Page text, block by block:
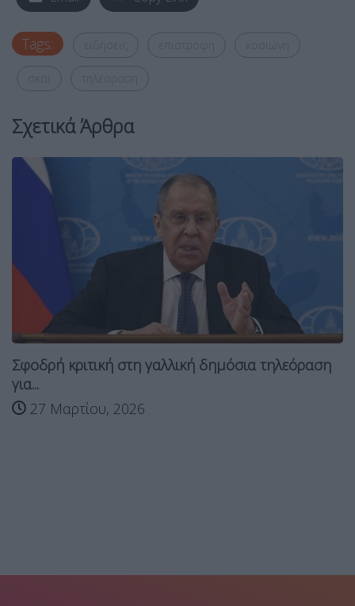
Tags:
Σχετικά Άρθρα
Σφοδρή κριτική στη γαλλική δημόσια τηλεόραση
για...
27 Μαρτίου, 2026